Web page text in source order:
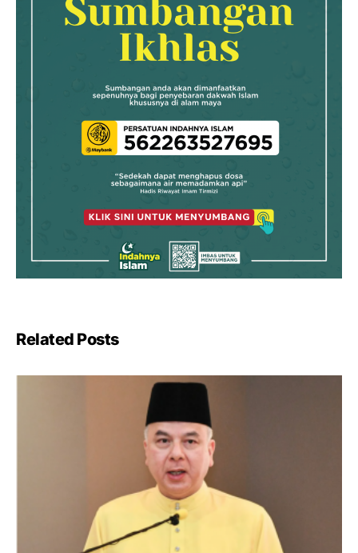
Related Posts